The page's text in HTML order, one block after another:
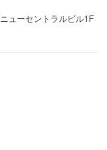
ューセントラルビル1F